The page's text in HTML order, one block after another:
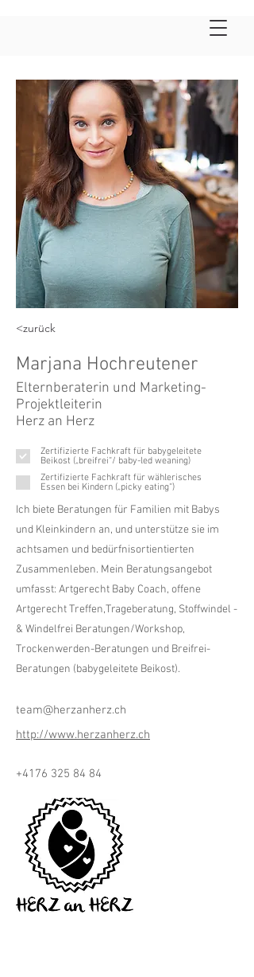
<zurück
Marjana Hochreutener
Elternberaterin und Marketing-
Projektleiterin
Herz an Herz
Zertifizierte Fachkraft für babygeleitete
Beikost („breifrei“/ baby-led weaning)
Zertifizierte Fachkraft für wählerisches
Essen bei Kindern („picky eating“)
Ich biete Beratungen für Familien mit Babys
und Kleinkindern an, und unterstütze sie im
achtsamen und bedürfnisortientierten
Zusammenleben. Mein Beratungsangebot
umfasst: Artgerecht Baby Coach, offene
Artgerecht Treffen,Trageberatung, Stoffwindel -
& Windelfrei Beratungen/Workshop,
Trockenwerden-Beratungen und Breifrei-
Beratungen (babygeleitete Beikost).
team@herzanherz.ch
http://www.herzanherz.ch
+4176 325 84 84